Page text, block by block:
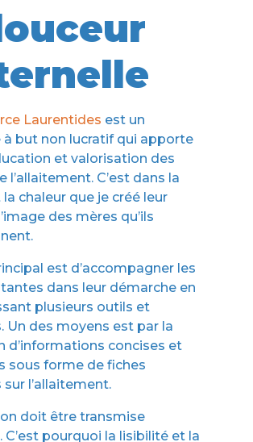
Laurentides est un
à but non lucratif qui apporte
et valorisation des
l’allaitement. C’est dans la
chaleur que je créé leur
des mères qu’ils
est d’accompagner les
dans leur démarche en
plusieurs outils et
Un des moyens est par la
d’informations concises et
sous forme de fiches
l’allaitement.
doit être transmise
C’est pourquoi la lisibilité et la